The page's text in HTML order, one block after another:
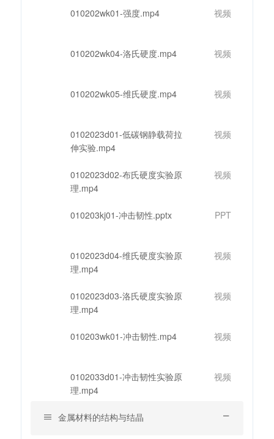
010202wk01-强度.mp4 视频
010202wk04-洛氏硬度.mp4 视频
010202wk05-维氏硬度.mp4 视频
0102023d01-低碳钢静载荷拉
伸实验.mp4
视频
0102023d02-布氏硬度实验原
理.mp4
视频
010203kj01-冲击韧性.pptx PPT
0102023d04-维氏硬度实验原
理.mp4
视频
0102023d03-洛氏硬度实验原
理.mp4
视频
010203wk01-冲击韧性.mp4 视频
0102033d01-冲击韧性实验原
理.mp4
视频
金属材料的结构与结晶